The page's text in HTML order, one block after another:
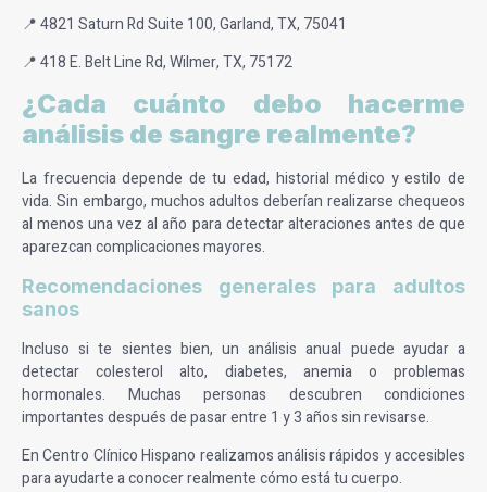
📍 4821 Saturn Rd Suite 100, Garland, TX, 75041
📍 418 E. Belt Line Rd, Wilmer, TX, 75172
¿Cada cuánto debo hacerme
análisis de sangre realmente?
La frecuencia depende de tu edad, historial médico y estilo de
vida. Sin embargo, muchos adultos deberían realizarse chequeos
al menos una vez al año para detectar alteraciones antes de que
aparezcan complicaciones mayores.
Recomendaciones generales para adultos
sanos
Incluso si te sientes bien, un análisis anual puede ayudar a
detectar colesterol alto, diabetes, anemia o problemas
hormonales. Muchas personas descubren condiciones
importantes después de pasar entre 1 y 3 años sin revisarse.
En Centro Clínico Hispano realizamos análisis rápidos y accesibles
para ayudarte a conocer realmente cómo está tu cuerpo.